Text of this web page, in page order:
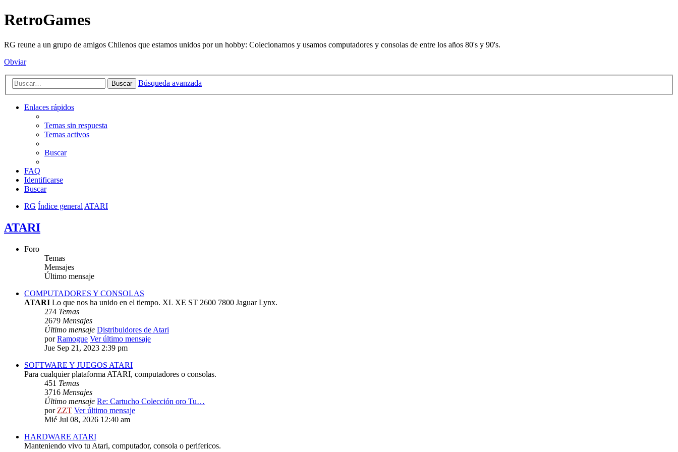
RetroGames
RG reune a un grupo de amigos Chilenos que estamos unidos por un hobby: Colecionamos y usamos computadores y consolas de entre los años 80's y 90's.
Obviar
Buscar Búsqueda avanzada
Enlaces rápidos
Temas sin respuesta
Temas activos
Buscar
FAQ
Identificarse
Buscar
RG Índice generalATARI
ATARI
Foro
Temas
Mensajes
Último mensaje
COMPUTADORES Y CONSOLAS
ATARI Lo que nos ha unido en el tiempo. XL XE ST 2600 7800 Jaguar Lynx.
274 Temas
2679 Mensajes
Último mensaje Distribuidores de Atari
porRamogue Ver último mensaje
Jue Sep 21, 2023 2:39 pm
SOFTWARE Y JUEGOS ATARI
Para cualquier plataforma ATARI, computadores o consolas.
451 Temas
3716 Mensajes
Último mensaje Re: Cartucho Colección oro Tu…
por ZZT Ver último mensaje
Mié Jul 08, 2026 12:40 am
HARDWARE ATARI
Manteniendo vivo tu Atari, computador, consola o perifericos.